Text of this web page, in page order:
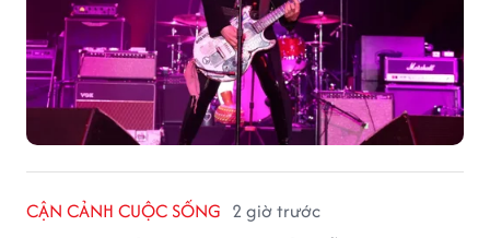
CẬN CẢNH CUỘC SỐNG 2 giờ trước